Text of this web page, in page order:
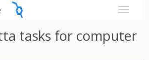
tasks for computer